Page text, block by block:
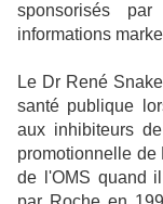
sponsorisés
informations
Le Dr René
santé publique
aux inhibiteurs
promotionnelle de
de l'OMS quand